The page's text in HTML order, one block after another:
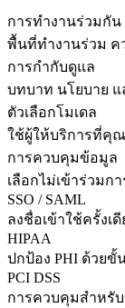
การทำงานร่วมกัน
พื้นที่ทำงานร่วม ค
การกำกับดูแล
บทบาท นโยบาย
ตัวเลือกโมเดล
ใช้ผู้ให้บริการที่คุณ
การควบคุมข้อมูล
เลือกไม่เข้าร่วมก
SSO / SAML
ลงชื่อเข้าใช้ครั้งเ
HIPAA
ปกป้อง PHI ด้วย
PCI DSS
การควบคุมสำหรั